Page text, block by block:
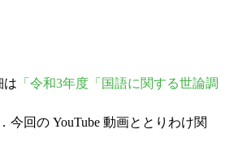
は 「令和3年度「国語に関する世論調
回の YouTube 動画ととりわけ関